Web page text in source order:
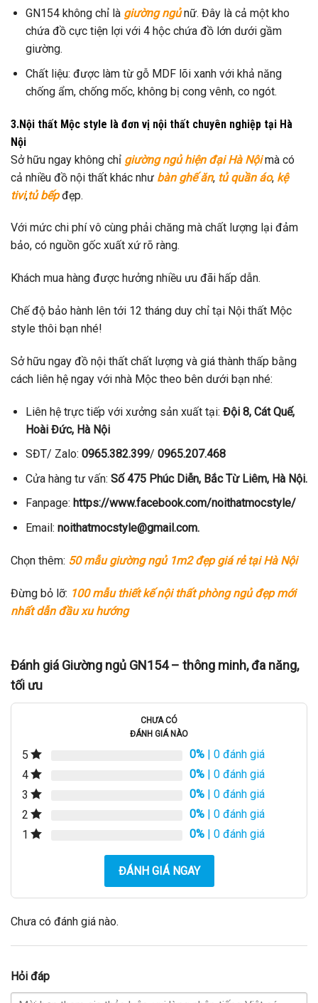
GN154 không chỉ là giường ngủ nữ. Đây là cả một kho
chứa đồ cực tiện lợi với 4 hộc chứa đồ lớn dưới gầm
giường.
Chất liệu: được làm từ gỗ MDF lõi xanh với khả năng
chống ẩm, chống mốc, không bị cong vênh, co ngót.
3.Nội thất Mộc style là đơn vị nội thất chuyên nghiệp tại Hà
Nội
Sở hữu ngay không chỉ giường ngủ hiện đại Hà Nộimà có
cả nhiều đồ nội thất khác như bàn ghế ăn, tủ quần áo, kệ
tivi,tủ bếpđẹp.
Với mức chi phí vô cùng phải chăng mà chất lượng lại đảm
bảo, có nguồn gốc xuất xứ rõ ràng.
Khách mua hàng được hưởng nhiều ưu đãi hấp dẫn.
Chế độ bảo hành lên tới 12 tháng duy chỉ tại Nội thất Mộc
style thôi bạn nhé!
Sở hữu ngay đồ nội thất chất lượng và giá thành thấp bằng
cách liên hệ ngay với nhà Mộc theo bên dưới bạn nhé:
Liên hệ trực tiếp với xưởng sản xuất tại: Đội 8, Cát Quế,
Hoài Đức, Hà Nội
SĐT/ Zalo: 0965.382.399/ 0965.207.468
Cửa hàng tư vấn: Số 475 Phúc Diễn, Bắc Từ Liêm, Hà Nội.
Fanpage: https://www.facebook.com/noithatmocstyle/
Email: noithatmocstyle@gmail.com.
Chọn thêm: 50 mẫu giường ngủ 1m2 đẹp giá rẻ tại Hà Nội
Đừng bỏ lỡ: 100 mẫu thiết kế nội thất phòng ngủ đẹp mới
nhất dẫn đầu xu hướng
Đánh giá Giường ngủ GN154 – thông minh, đa năng,
tối ưu
CHƯA CÓ
ĐÁNH GIÁ NÀO
5 0% | 0 đánh giá
4
0% | 0 đánh giá
3
0% | 0 đánh giá
2
0% | 0 đánh giá
1
0% | 0 đánh giá
ĐÁNH GIÁ NGAY
Chưa có đánh giá nào.
Hỏi đáp